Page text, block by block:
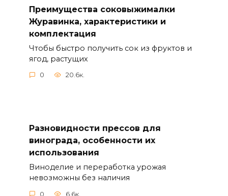
Преимущества соковыжималки
Журавинка, характеристики и
комплектация
Чтобы быстро получить сок из фруктов и
ягод, растущих
0 20.6к.
Разновидности прессов для
винограда, особенности их
использования
Виноделие и переработка урожая
невозможны без наличия
0 6.6к.